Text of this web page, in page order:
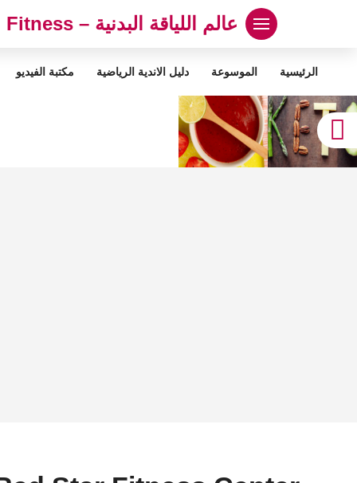
عالم اللياقة البدنية – Abood Fitness
الرئيسية الموسوعة دليل الاندية الرياضية مكتبة الفيديو